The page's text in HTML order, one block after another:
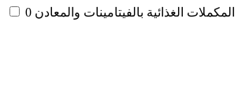
المكملات الغذائية بالفيتامينات والمعادن 0